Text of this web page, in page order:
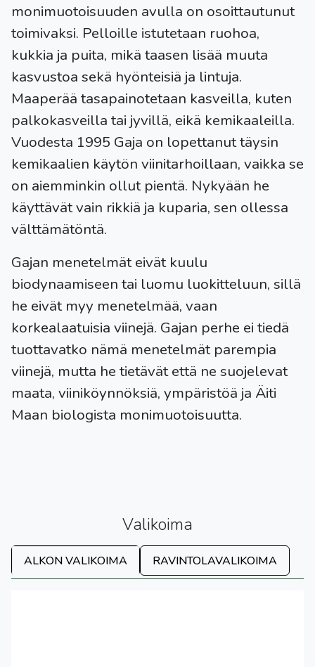
monimuotoisuuden avulla on osoittautunut
toimivaksi. Pelloille istutetaan ruohoa,
kukkia ja puita, mikä taasen lisää muuta
kasvustoa sekä hyönteisiä ja lintuja.
Maaperää tasapainotetaan kasveilla, kuten
palkokasveilla tai jyvillä, eikä kemikaaleilla.
Vuodesta 1995 Gaja on lopettanut täysin
kemikaalien käytön viinitarhoillaan, vaikka se
on aiemminkin ollut pientä. Nykyään he
käyttävät vain rikkiä ja kuparia, sen ollessa
välttämätöntä.
Gajan menetelmät eivät kuulu
biodynaamiseen tai luomu luokitteluun, sillä
he eivät myy menetelmää, vaan
korkealaatuisia viinejä. Gajan perhe ei tiedä
tuottavatko nämä menetelmät parempia
viinejä, mutta he tietävät että ne suojelevat
maata, viiniköynnöksiä, ympäristöä ja Äiti
Maan biologista monimuotoisuutta.
Valikoima
ALKON VALIKOIMA RAVINTOLAVALIKOIMA